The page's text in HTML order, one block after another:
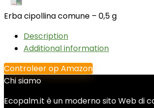
Erba cipollina comune – 0,5 g
Description
Additional information
Controleer op Amazon
Chi siamo
Ecopalm.it è un moderno sito Web di